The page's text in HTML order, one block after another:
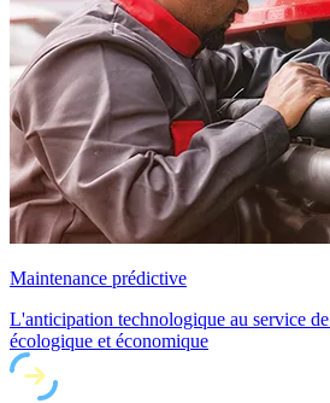
Maintenance prédictive
L'anticipation technologique au service
écologique et économique